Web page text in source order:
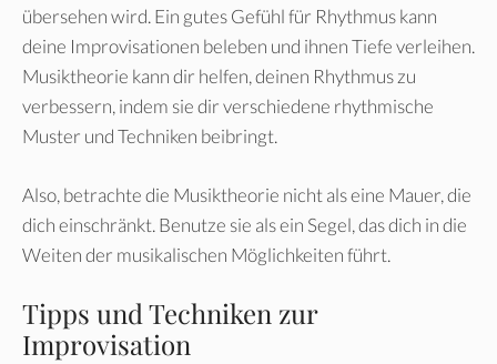
übersehen wird. Ein gutes Gefühl für Rhythmus kann
deine Improvisationen beleben und ihnen Tiefe verleihen.
Musiktheorie kann dir helfen, deinen Rhythmus zu
verbessern, indem sie dir verschiedene rhythmische
Muster und Techniken beibringt.
Also, betrachte die Musiktheorie nicht als eine Mauer, die
dich einschränkt. Benutze sie als ein Segel, das dich in die
Weiten der musikalischen Möglichkeiten führt.
Tipps und Techniken zur
Improvisation